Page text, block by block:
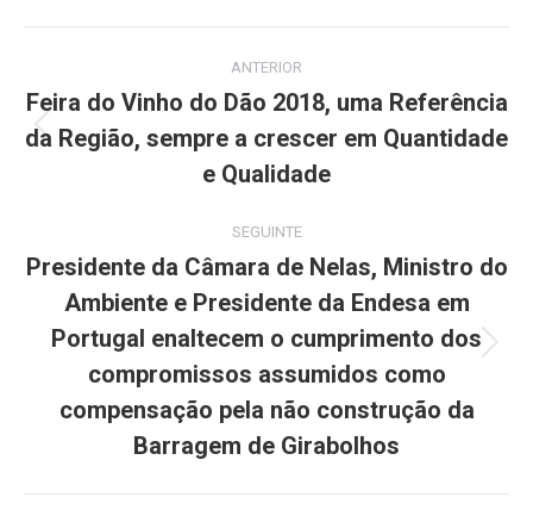
navigation
ANTERIOR
Previous
post:
Feira do Vinho do Dão 2018, uma Referência
da Região, sempre a crescer em Quantidade
e Qualidade
SEGUINTE
post:
Presidente da Câmara de Nelas, Ministro do
Ambiente e Presidente da Endesa em
Portugal enaltecem o cumprimento dos
compromissos assumidos como
compensação pela não construção da
Barragem de Girabolhos